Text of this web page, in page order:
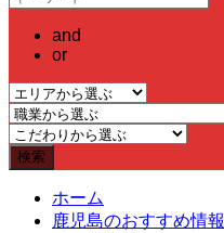
and
or
ホーム
鹿児島のおすすめ情報